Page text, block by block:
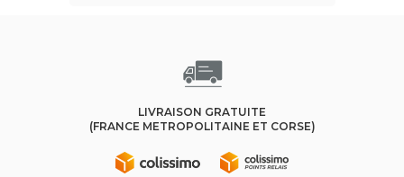
LIVRAISON GRATUITE
(FRANCE METROPOLITAINE ET CORSE)